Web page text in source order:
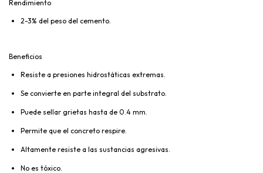
Rendimiento
2-3% del peso del cemento.
Beneficios
Resiste a presiones hidrostáticas extremas.
Se convierte en parte integral del substrato.
Puede sellar grietas hasta de 0.4 mm.
Permite que el concreto respire.
Altamente resiste a las sustancias agresivas.
No es tóxico.